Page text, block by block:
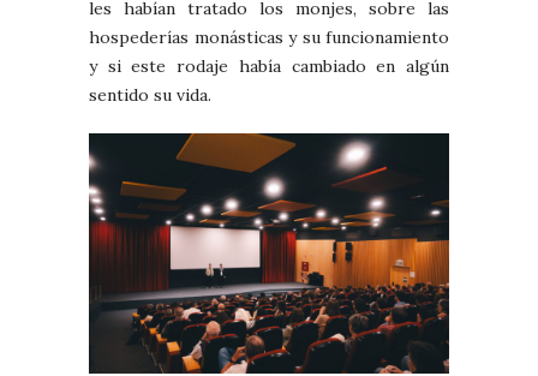
les habían tratado los monjes, sobre las
hospederías monásticas y su funcionamiento
y si este rodaje había cambiado en algún
sentido su vida.